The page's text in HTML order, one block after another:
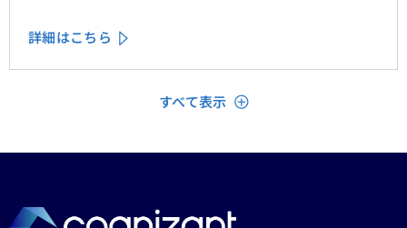
いる」「理解されている」と顧客に感じてもらうため
詳細はこちら
すべて表示 閉じる